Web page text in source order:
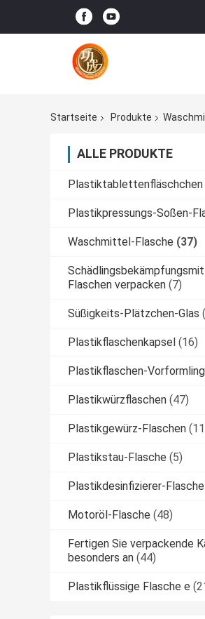
Startseite Produkte
ALLE PRODUKTE
Plastiktablettenfläschchen
Plastikpressungs-Soßen-
Waschmittel-Flasche (37)
Flaschen verpacken (7)
Süßigkeits-Plätzchen-Glas
Plastikflaschenkapsel (16)
Plastikflaschen-Vorformling
Plastikwürzflaschen (47)
Plastikgewürz-Flaschen
Plastikstau-Flasche (5)
Plastikdesinfizierer-Flasche
Motoröl-Flasche (48)
Fertigen Sie verpackende
besonders an (44)
Plastikflüssige Flasche e